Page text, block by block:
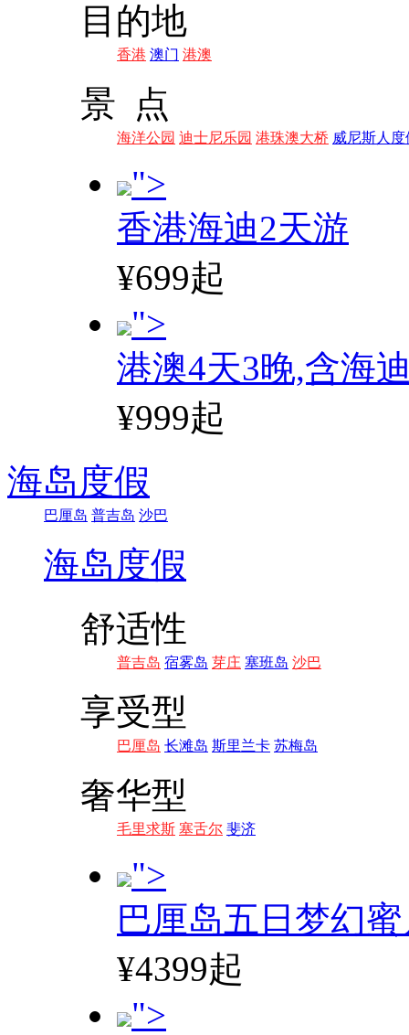
目的地
香港 澳门 港澳
景 点
海洋公园 迪士尼乐园 港珠澳大桥 威尼斯人度
">
香港海迪2天游
¥699起
">
港澳4天3晚,含海
¥999起
海岛度假
巴厘岛 普吉岛 沙巴
海岛度假
舒适性
普吉岛 宿雾岛 芽庄 塞班岛 沙巴
享受型
巴厘岛 长滩岛 斯里兰卡 苏梅岛
奢华型
毛里求斯 塞舌尔 斐济
">
巴厘岛五日梦幻
¥4399起
">